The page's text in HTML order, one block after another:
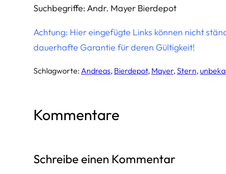
Suchbegriffe: Andr. Mayer Bierdepot
Achtung: Hier eingefügte Links können nicht
dauerhafte Garantie für deren Gültigkeit!
Schlagworte: Andreas, Bierdepot, Mayer, Stern,
Kommentare
Schreibe einen Kommentar